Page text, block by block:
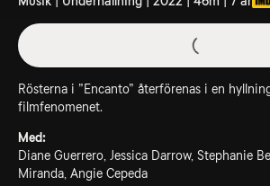
Rösterna i ”Encanto” återförenas i en
filmfenomenet.
Med:
Diane Guerrero, Jessica Darrow, Stephanie
Miranda, Angie Cepeda